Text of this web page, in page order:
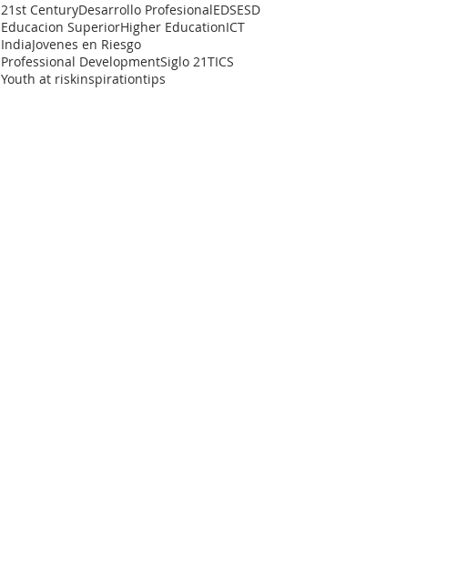
21st CenturyDesarrollo ProfesionalEDSESD
Educacion SuperiorHigher EducationICT
IndiaJovenes en Riesgo
Professional DevelopmentSiglo 21TICS
Youth at riskinspirationtips